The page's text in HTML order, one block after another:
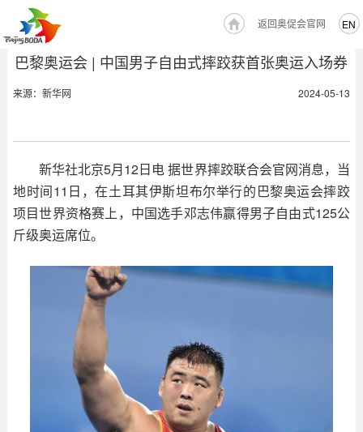
EN
返回奥促会官网
巴黎奥运会 | 中国男子自由式摔跤获首张奥运入场券
来源：新华网 2024-05-13
新华社北京5月12日电 据世界摔跤联合会官网消息，当
地时间11日，在土耳其伊斯坦布尔举行的巴黎奥运会摔跤
项目世界资格赛上，中国选手邓志伟赢得男子自由式125公
斤级奥运席位。